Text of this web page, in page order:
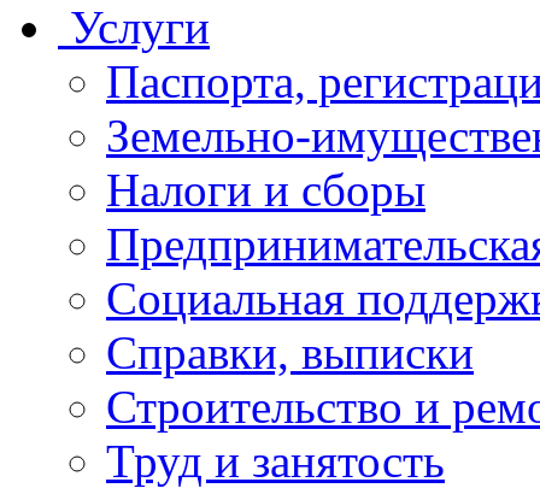
Услуги
Паспорта,
Земельно-
Налоги и сборы
Социальная
Справки, выписки
Строительство и
Труд и занятость